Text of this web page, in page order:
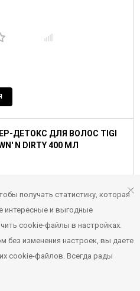
ДЕТОКС ДЛЯ ВОЛОС TIGI
N DIRTY 400 МЛ
+ В КОРЗИНУ
получать статистику, которая
интересные и выгодные
cookie-файлы в настройках.
без изменения настроек, вы даете
cookie-файлов. Всегда рады